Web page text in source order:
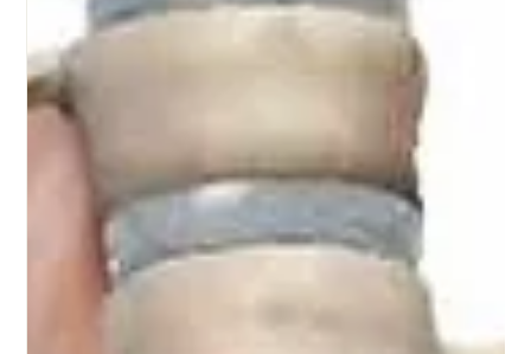
milkibarash
זמן קריאה 3 דקות
למה דלקות בשתן חוזרות דווקא בגיל המעבר – ואיך
שיאצו יכול לעזור לך?
למה דלקות בשתן נפוצות יותר בגיל המעבר? גלי איך הרפואה הסינית רואה את
גיל המעבר? רגשות, שינויים וגוף אחד שלם